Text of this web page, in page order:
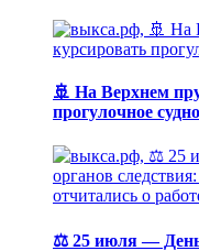
🚢 На Верхнем
прогулочное судно
⚖️ 25 июля — День